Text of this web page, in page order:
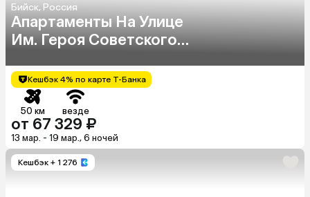
Бийск, Россия
Апартаменты На Улице
Им. Героя Советского
Кешбэк 4% по карте Т-Банка
50 км везде
от 67 329 ₽
13 мар. - 19 мар., 6 ночей
Кешбэк + 1 276